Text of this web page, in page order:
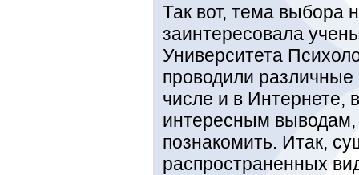
Так вот, тема выбора
заинтересовала
Университета
проводили
числе и в Интернете,
интересным выводам,
познакомить. Итак,
распространенных